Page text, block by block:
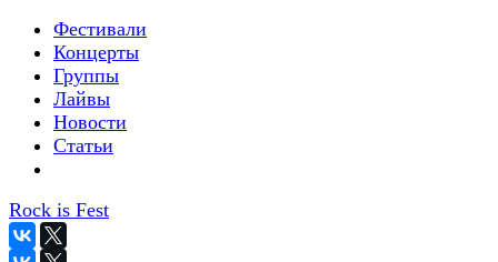
Фестивали
Концерты
Группы
Лайвы
Новости
Статьи
Rock is Fest